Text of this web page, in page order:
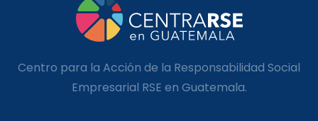
Centro para la Acción de la Responsabilidad Social
Empresarial RSE en Guatemala.